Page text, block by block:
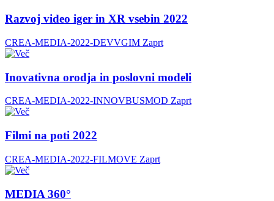
Razvoj video iger in XR vsebin 2022
CREA-MEDIA-2022-DEVVGIM Zaprt
Inovativna orodja in poslovni modeli
CREA-MEDIA-2022-INNOVBUSMOD Zaprt
Filmi na poti 2022
CREA-MEDIA-2022-FILMOVE Zaprt
MEDIA 360°